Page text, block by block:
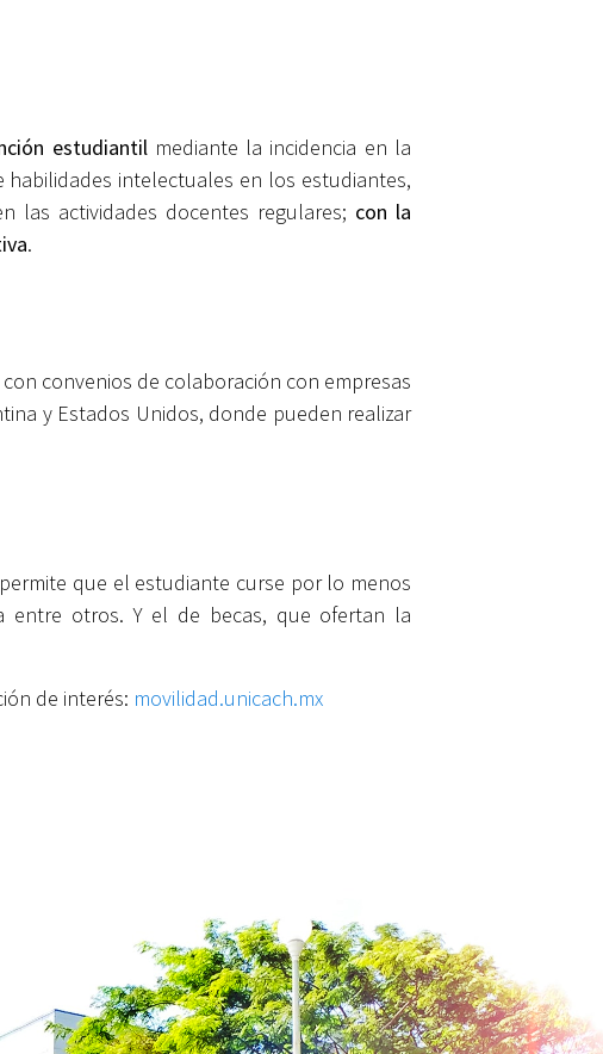
estudiantilmediante la incidencia en la
intelectuales en los estudiantes,
las actividades docentes regulares; con la
.
convenios de colaboración con empresas
y Estados Unidos, donde pueden realizar
que el estudiante curse por lo menos
entre otros. Y el de becas, que ofertan la
de interés: movilidad.unicach.mx